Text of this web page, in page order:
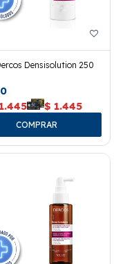
Densisolution 250
1.445 $ 1.445